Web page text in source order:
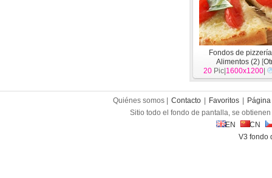
Fondos de
Alimentos (2) [
20 Pic| 1600x1200
Quiénes somos | Contacto Favoritos
Sitio todo el fondo de pantalla, se
EN
CN
V3 fondo